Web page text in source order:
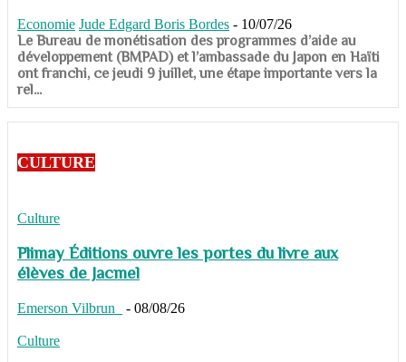
Economie Jude Edgard Boris Bordes - 10/07/26
​​​​​​​Le Bureau de monétisation des programmes d’aide au
développement (BMPAD) et l’ambassade du Japon en Haïti
ont franchi, ce jeudi 9 juillet, une étape importante vers la
rel...
CULTURE
Culture
Plimay Éditions ouvre les portes du livre aux
élèves de Jacmel
Emerson Vilbrun - 08/08/26
Culture